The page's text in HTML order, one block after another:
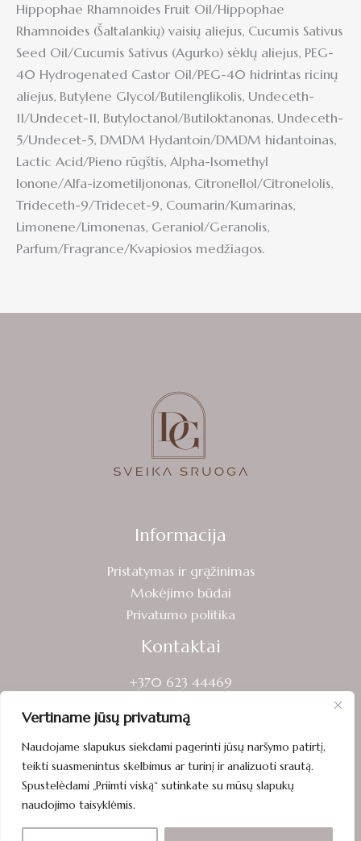
Vertiname jūsų privatumą
Naudojame slapukus siekdami pagerinti jūsų naršymo patirtį,
teikti suasmenintus skelbimus ar turinį ir analizuoti srautą.
Spustelėdami „Priimti viską“ sutinkate su mūsų slapukų
naudojimo taisyklėmis.
Hippophae Rhamnoides Fruit Oil/Hippophae
Rhamnoides (Šaltalankių) vaisių aliejus, Cucumis Sativus
Seed Oil/Cucumis Sativus (Agurko) sėklų aliejus, PEG-
40 Hydrogenated Castor Oil/PEG-40 hidrintas ricinų
aliejus, Butylene Glycol/Butilenglikolis, Undeceth-
11/Undecet-11, Butyloctanol/Butiloktanonas, Undeceth-
5/Undecet-5, DMDM Hydantoin/DMDM hidantoinas,
Lactic Acid/Pieno rūgštis, Alpha-Isomethyl
Ionone/Alfa-izometiljononas, Citronellol/Citronelolis,
Trideceth-9/Tridecet-9, Coumarin/Kumarinas,
Limonene/Limonenas, Geraniol/Geranolis,
Parfum/Fragrance/Kvapiosios medžiagos.
Informacija
Pristatymas ir grąžinimas
Mokėjimo būdai
Privatumo politika
Kontaktai
+370 623 44469
Laisvės g. 13, Mažeikiai
Visos teisės saugomos © 2026 sveikasruoga.lt